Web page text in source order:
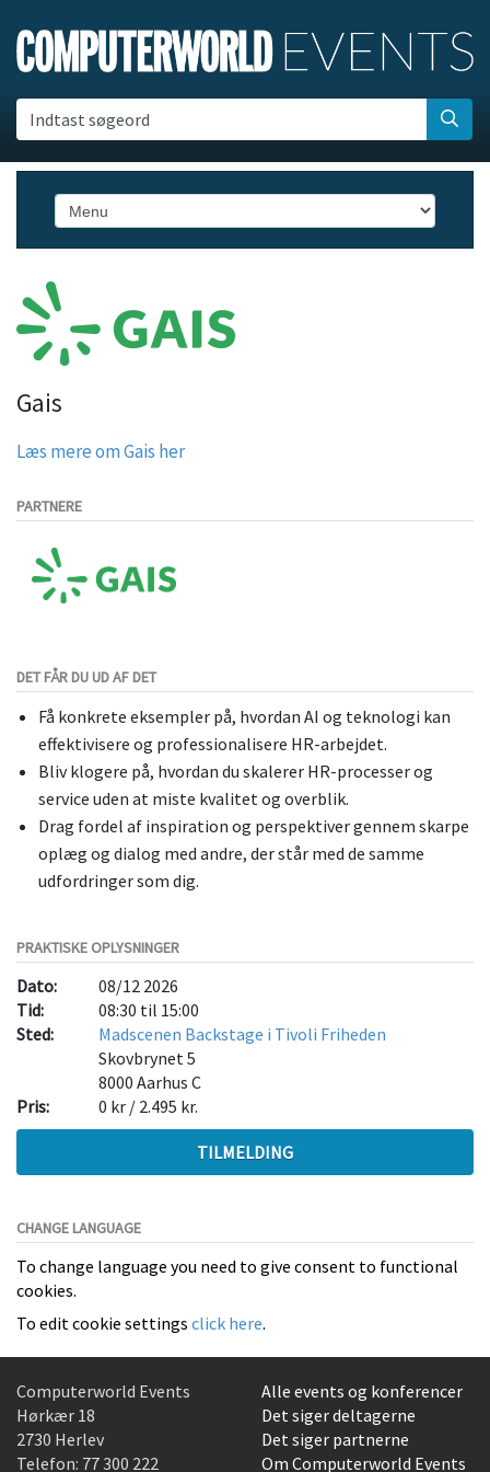
Indtast søgeord
Gais
Læs mere om Gais her
PARTNERE
DET FÅR DU UD AF DET
Få konkrete eksempler på, hvordan AI og teknologi kan
effektivisere og professionalisere HR-arbejdet.
Bliv klogere på, hvordan du skalerer HR-processer og
service uden at miste kvalitet og overblik.
Drag fordel af inspiration og perspektiver gennem skarpe
oplæg og dialog med andre, der står med de samme
udfordringer som dig.
PRAKTISKE OPLYSNINGER
Dato:
08/12 2026
Tid:
08:30 til 15:00
Sted:
Madscenen Backstage i Tivoli Friheden
Skovbrynet 5
8000 Aarhus C
Pris:
0 kr / 2.495 kr.
TILMELDING
CHANGE LANGUAGE
To change language you need to give consent to functional
cookies.
To edit cookie settings click here.
Computerworld Events
Hørkær 18
2730 Herlev
Telefon: 77 300 222
Alle events og konferencer
Det siger deltagerne
Det siger partnerne
Om Computerworld Events